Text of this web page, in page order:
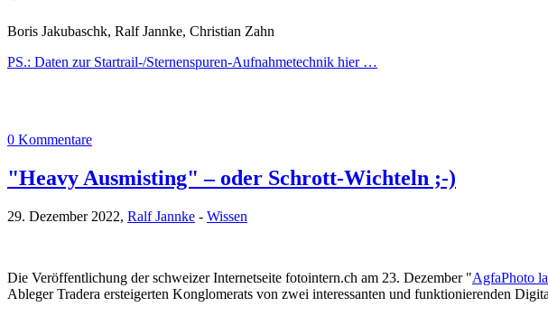
Boris Jakubaschk, Ralf Jannke, Christian Zahn
PS.: Daten zur Startrail-/Sternenspuren-Aufnahmetechnik hier …
0 Kommentare
"Heavy Ausmisting" – oder Schrott-Wichteln ;-)
29. Dezember 2022, Ralf Jannke - Wissen
Die Veröffentlichung der schweizer Internetseite fotointern.ch am 23. Dezember "AgfaPhoto
Ableger Tradera ersteigerten Konglomerats von zwei interessanten und funktionierenden